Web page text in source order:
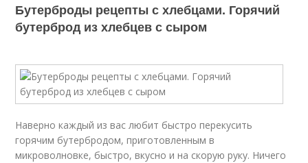
Бутерброды рецепты с хлебцами. Горячий
бутерброд из хлебцев с сыром
Наверно каждый из вас любит быстро перекусить
горячим бутербродом, приготовленным в
микроволновке, быстро, вкусно и на скорую руку. Ничего